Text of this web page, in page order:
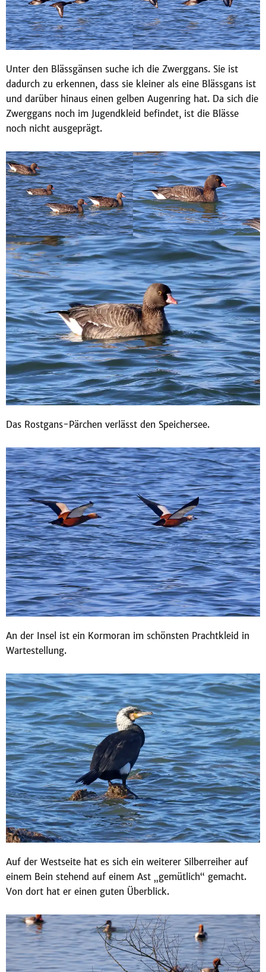
Unter den Blässgänsen suche ich die Zwerggans. Sie ist
dadurch zu erkennen, dass sie kleiner als eine Blässgans ist
und darüber hinaus einen gelben Augenring hat. Da sich die
Zwerggans noch im Jugendkleid befindet, ist die Blässe
noch nicht ausgeprägt.
Das Rostgans-Pärchen verlässt den Speichersee.
An der Insel ist ein Kormoran im schönsten Prachtkleid in
Wartestellung.
Auf der Westseite hat es sich ein weiterer Silberreiher auf
einem Bein stehend auf einem Ast „gemütlich“ gemacht.
Von dort hat er einen guten Überblick.